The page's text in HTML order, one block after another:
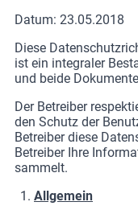
Datum: 23.05.2018
Diese
ist ein integraler
und beide
Der Betreiber
den Schutz der
Betreiber diese
Betreiber Ihre
sammelt.
Allgemein